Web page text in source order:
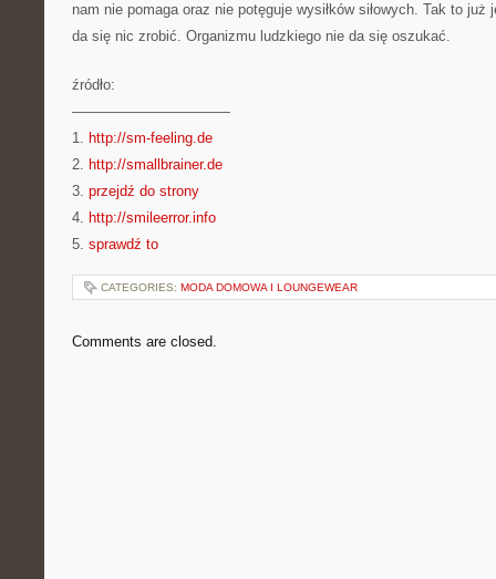
nam nie pomaga oraz nie potęguje wysiłków siłowych. Tak to
da się nic zrobić. Organizmu ludzkiego nie da się oszukać.
źródło:
———————————
1. http://sm-feeling.de
2. http://smallbrainer.de
3. przejdź do strony
4. http://smileerror.info
5. sprawdź to
CATEGORIES: MODA DOMOWA I LOUNGEWEAR
Comments are closed.